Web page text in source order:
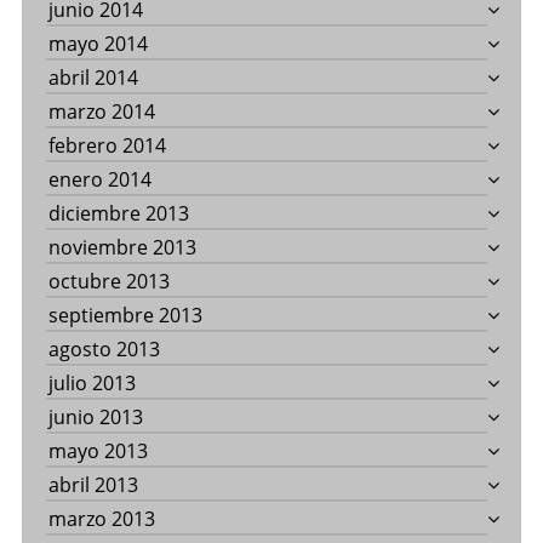
junio 2014
mayo 2014
abril 2014
marzo 2014
febrero 2014
enero 2014
diciembre 2013
noviembre 2013
octubre 2013
septiembre 2013
agosto 2013
julio 2013
junio 2013
mayo 2013
abril 2013
marzo 2013